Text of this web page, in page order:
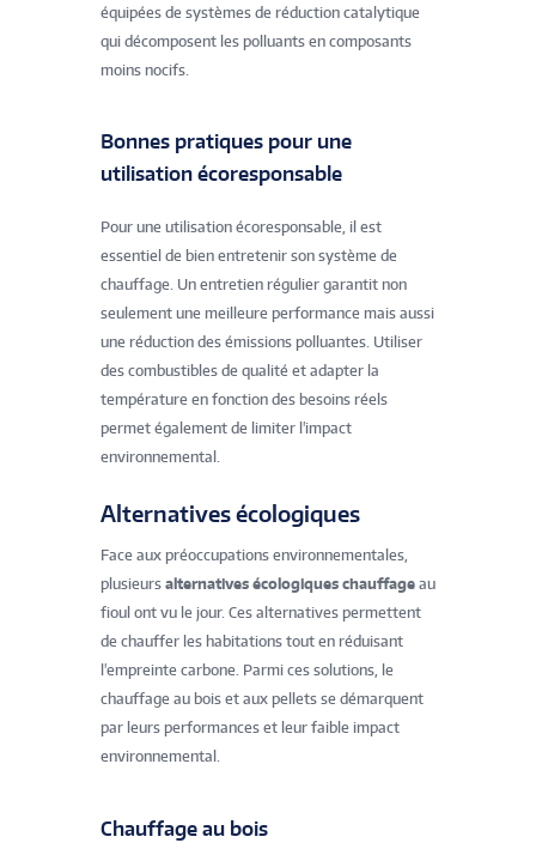
équipées de systèmes de réduction catalytique
qui décomposent les polluants en composants
moins nocifs.
Bonnes pratiques pour une
utilisation écoresponsable
Pour une utilisation écoresponsable, il est
essentiel de bien entretenir son système de
chauffage. Un entretien régulier garantit non
seulement une meilleure performance mais aussi
une réduction des émissions polluantes. Utiliser
des combustibles de qualité et adapter la
température en fonction des besoins réels
permet également de limiter l'impact
environnemental.
Alternatives écologiques
Face aux préoccupations environnementales,
plusieurs alternatives écologiques chauffage au
fioul ont vu le jour. Ces alternatives permettent
de chauffer les habitations tout en réduisant
l'empreinte carbone. Parmi ces solutions, le
chauffage au bois et aux pellets se démarquent
par leurs performances et leur faible impact
environnemental.
Chauffage au bois